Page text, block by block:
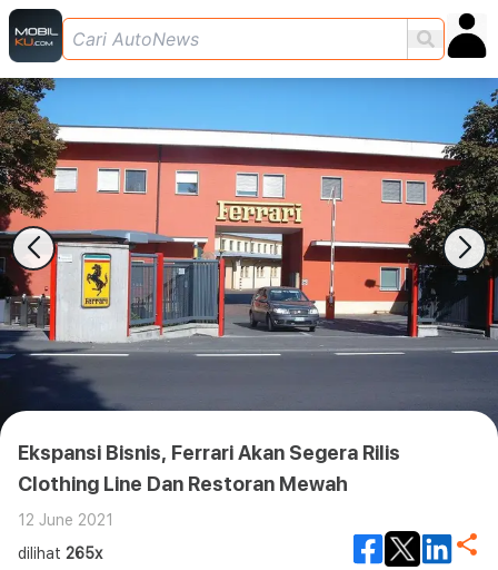
Ekspansi Bisnis, Ferrari Akan Segera Rilis
Clothing Line Dan Restoran Mewah
12 June 2021
dilihat 265x